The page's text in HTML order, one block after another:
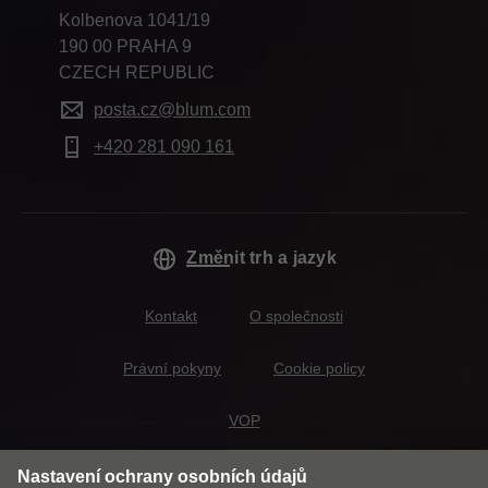
Kolbenova 1041/19
190 00 PRAHA 9
CZECH REPUBLIC
posta.cz@blum.com
+420 281 090 161
Změnit trh a jazyk
Kontakt O společnosti
Právní pokyny Cookie policy
VOP